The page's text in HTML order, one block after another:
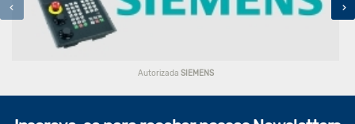
Autorizada SIEMENS